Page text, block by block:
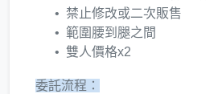
禁止修改或二次販售
範圍腰到腿之間
雙人價格x2
委託流程：